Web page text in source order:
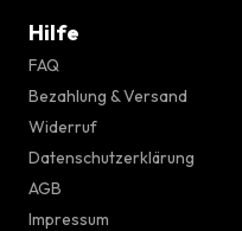
Hilfe
FAQ
Bezahlung & Versand
Widerruf
Datenschutzerklärung
AGB
Impressum